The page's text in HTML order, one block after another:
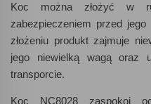
Koc można złożyć w
zabezpieczeniem przed
złożeniu produkt zajmuje
jego niewielką wagą oraz
transporcie.
Koc NC8028 zaspokoi